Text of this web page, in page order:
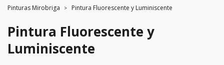
Pinturas Mirobriga Pintura Fluorescente y Luminiscente
Pintura Fluorescente y
Luminiscente